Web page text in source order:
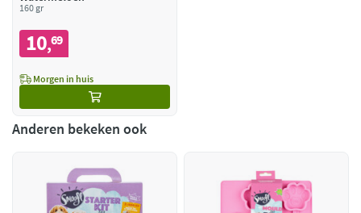
160 gr
10,69
Morgen in huis
Anderen bekeken ook